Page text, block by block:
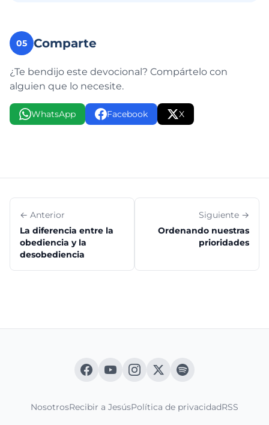
05 Comparte
¿Te bendijo este devocional? Compártelo con
alguien que lo necesite.
WhatsApp Facebook X
← Anterior
La diferencia entre la
obediencia y la
desobediencia
Siguiente →
Ordenando nuestras
prioridades
NosotrosRecibir a JesúsPolítica de privacidadRSS